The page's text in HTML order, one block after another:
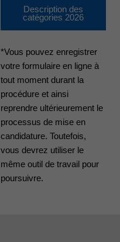
Description des
catégories 2026
*Vous pouvez enregistrer
votre formulaire en ligne à
tout moment durant la
procédure et ainsi
reprendre ultérieurement le
processus de mise en
candidature. Toutefois,
vous devrez utiliser le
même outil de travail pour
poursuivre.